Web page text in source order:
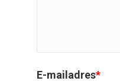
E-mailadres*